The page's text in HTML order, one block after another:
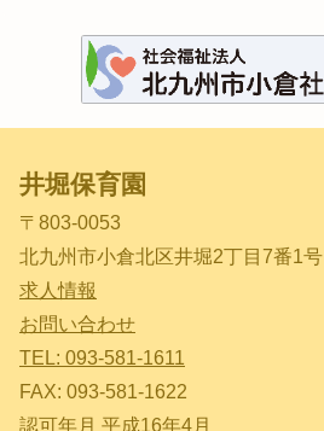
井堀保育園
〒803-0053
北九州市小倉北区井堀2丁目7番1号
求人情報
お問い合わせ
TEL: 093-581-1611
FAX: 093-581-1622
認可年月 平成16年4月